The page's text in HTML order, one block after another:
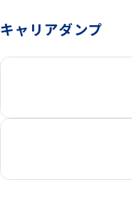
洗浄機械
ベルトコンベアー
キャリアダンプ